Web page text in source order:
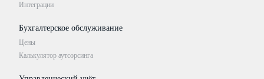
Интеграции
Бухгалтерское обслуживание
Цены
Калькулятор аутсорсинга